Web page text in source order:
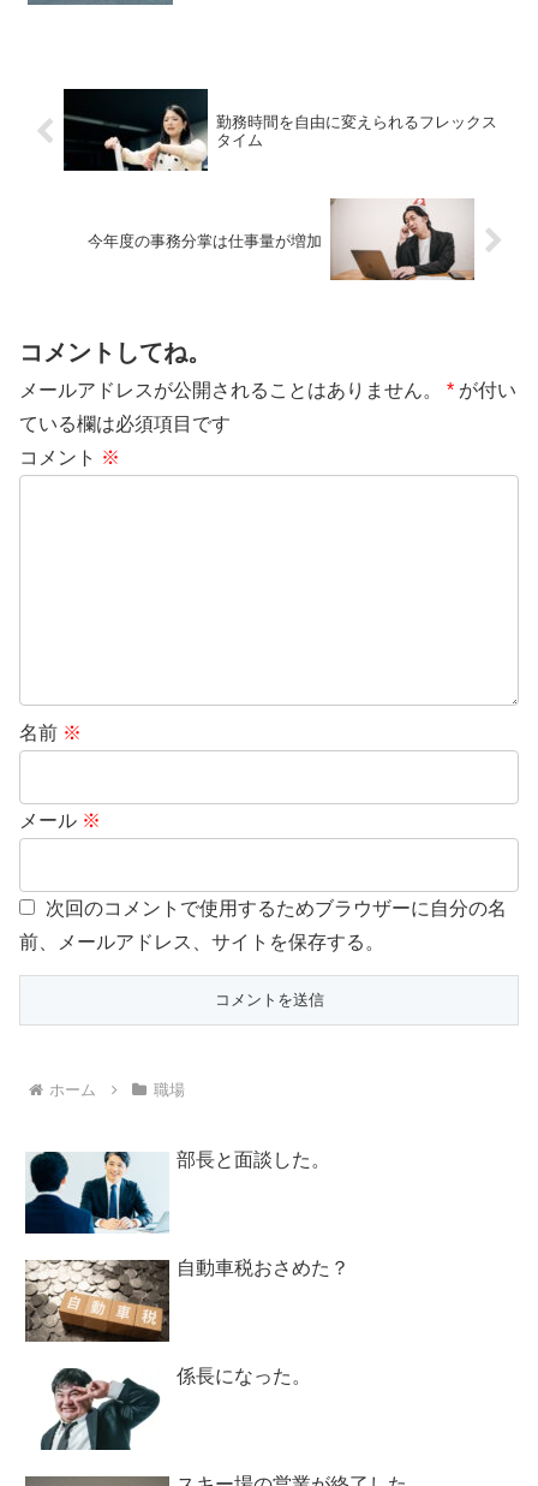
勤務時間を自由に変えられるフレックス
タイム
今年度の事務分掌は仕事量が増加
コメントしてね。
メールアドレスが公開されることはありません。 * が付い
ている欄は必須項目です
コメント ※
名前 ※
メール ※
次回のコメントで使用するためブラウザーに自分の名
前、メールアドレス、サイトを保存する。
ホーム 職場
部長と面談した。
自動車税おさめた？
係長になった。